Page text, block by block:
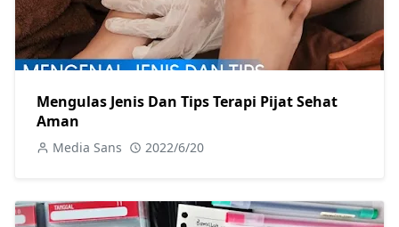
Mengulas Jenis Dan Tips Terapi Pijat Sehat
Aman
Media Sans 2022/6/20